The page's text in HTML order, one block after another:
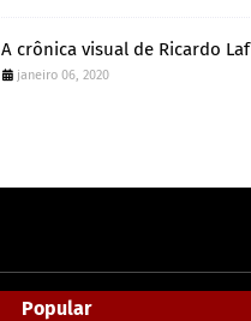
A crônica visual de Ricardo Laf
janeiro 06, 2020
Popular